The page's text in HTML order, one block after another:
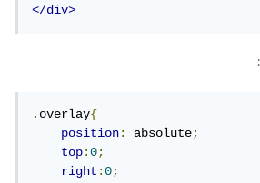
</div>
.overlay{
position: absolute;
top:0;
right:0;